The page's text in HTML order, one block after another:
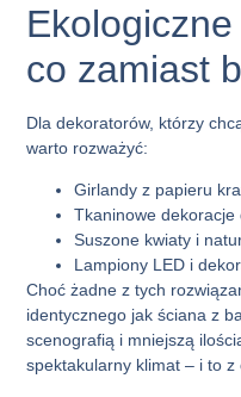
co zamiast
Dla dekoratorów, którzy
warto rozważyć:
Girlandy z papieru
Tkaninowe
Suszone kwiaty i
Lampiony LED i
Choć żadne z tych
identycznego jak ściana z
scenografią i mniejszą
spektakularny klimat – i to z